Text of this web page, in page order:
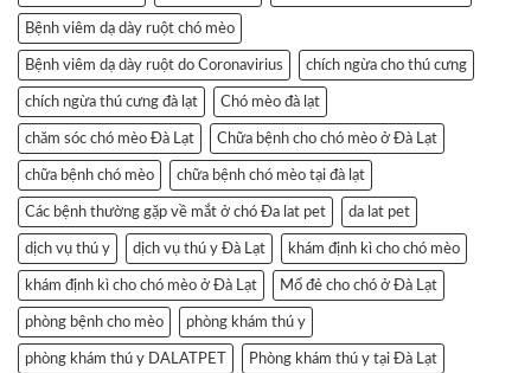
Bệnh viêm dạ dày ruột chó mèo
Bệnh viêm dạ dày ruột do Coronavirius chích ngừa cho thú cưng
chích ngừa thú cưng đà lạt Chó mèo đà lạt
chăm sóc chó mèo Đà Lạt Chữa bệnh cho chó mèo ở Đà Lạt
chữa bệnh chó mèo chữa bệnh chó mèo tại đà lạt
Các bệnh thường gặp về mắt ở chó Đa lat pet da lat pet
dịch vụ thú y dịch vụ thú y Đà Lạt khám định kì cho chó mèo
khám định kì cho chó mèo ở Đà Lạt Mổ đẻ cho chó ở Đà Lạt
phòng bệnh cho mèo phòng khám thú y
phòng khám thú y DALATPET Phòng khám thú y tại Đà Lạt